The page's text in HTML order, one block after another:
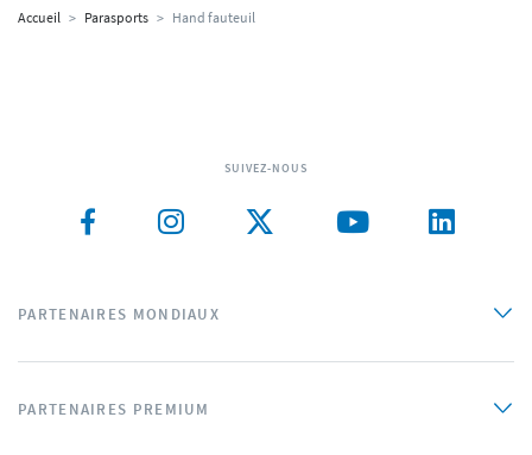
Accueil > Parasports > Hand fauteuil
SUIVEZ-NOUS
PARTENAIRES MONDIAUX
PARTENAIRES PREMIUM